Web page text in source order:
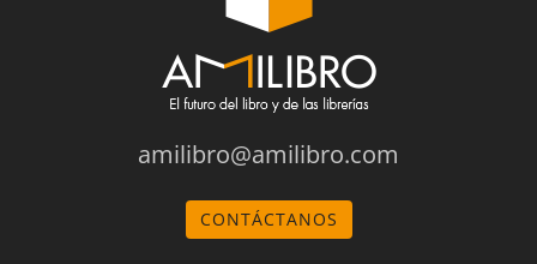
amilibro@amilibro.com
CONTÁCTANOS